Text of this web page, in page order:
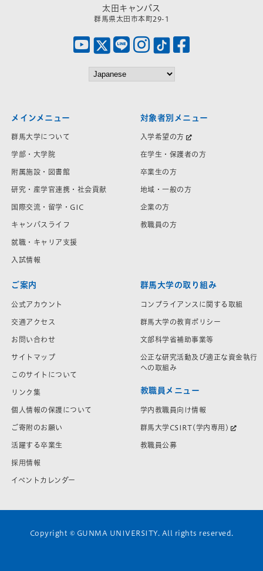
太田キャンパス
群馬県太田市本町29-1
メインメニュー
群馬大学について
学部・大学院
附属施設・図書館
研究・産学官連携・社会貢献
国際交流・留学・GIC
キャンパスライフ
就職・キャリア支援
入試情報
対象者別メニュー
入学希望の方
在学生・保護者の方
卒業生の方
地域・一般の方
企業の方
教職員の方
ご案内
公式アカウント
交通アクセス
お問い合わせ
サイトマップ
このサイトについて
リンク集
個人情報の保護について
ご寄附のお願い
活躍する卒業生
採用情報
イベントカレンダー
群馬大学の取り組み
コンプライアンスに関する取組
群馬大学の教育ポリシー
文部科学省補助事業等
公正な研究活動及び適正な資金執行
への取組み
教職員メニュー
学内教職員向け情報
群馬大学CSIRT(学内専用)
教職員公募
Copyright © GUNMA UNIVERSITY. All rights reserved.